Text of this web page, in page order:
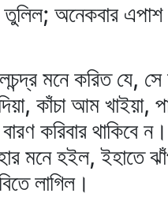
তুলিল; অনেকবার
মনে করিত যে, সে
কাঁচা আম খাইয়া,
করিবার থাকিবে
মনে হইল, ইহাতে
লাগিল।